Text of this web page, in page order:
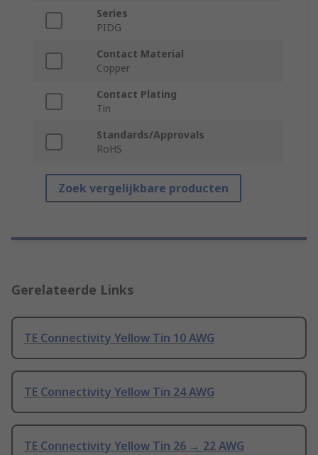
Series
PIDG
Contact Material
Copper
Contact Plating
Tin
Standards/Approvals
RoHS
Zoek vergelijkbare producten
Gerelateerde Links
TE Connectivity Yellow Tin 10 AWG
TE Connectivity Yellow Tin 24 AWG
TE Connectivity Yellow Tin 26 → 22 AWG